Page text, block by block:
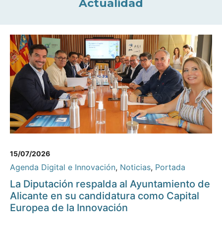
Actualidad
15/07/2026
Agenda Digital e Innovación, Noticias, Portada
La Diputación respalda al Ayuntamiento de
Alicante en su candidatura como Capital
Europea de la Innovación